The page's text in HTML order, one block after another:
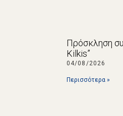
Πρόσκληση
Kilkis”
04/08/2026
Περισσότερα »